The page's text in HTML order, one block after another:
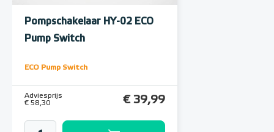
Pompschakelaar HY-02 ECO
Pump Switch
ECO Pump Switch
Adviesprijs
€ 58,30
€ 39,99